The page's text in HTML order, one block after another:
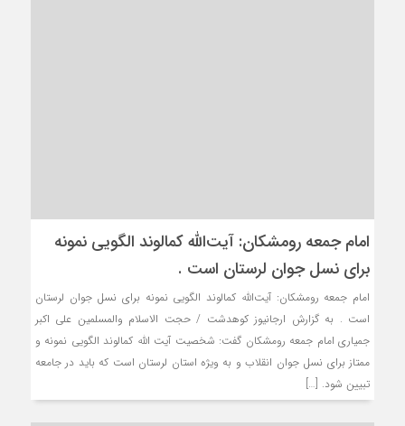
امام جمعه رومشکان: آیت‌الله کمالوند الگویی نمونه
برای نسل جوان لرستان است .
امام جمعه رومشکان: آیت‌الله کمالوند الگویی نمونه برای نسل جوان لرستان
است . به گزارش ارجانیوز کوهدشت / حجت الاسلام والمسلمین علی اکبر
جمیاری امام جمعه رومشکان گفت: شخصیت آیت الله کمالوند الگویی نمونه و
ممتاز برای نسل جوان انقلاب و به ویژه استان لرستان است که باید در جامعه
تبیین شود. […]